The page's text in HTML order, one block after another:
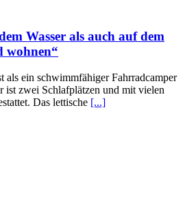
Wasser als auch auf dem
wohnen“
als ein schwimmfähiger Fahrradcamper
ist zwei Schlafplätzen und mit vielen
Das lettische [...]